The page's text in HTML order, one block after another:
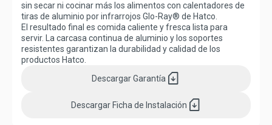
sin secar ni cocinar más los alimentos con calentadores de
tiras de aluminio por infrarrojos Glo-Ray® de Hatco.
El resultado final es comida caliente y fresca lista para
servir. La carcasa continua de aluminio y los soportes
resistentes garantizan la durabilidad y calidad de los
productos Hatco.
DescargarGarantía sim_card_download
Descargar Ficha de Instalación sim_card_download